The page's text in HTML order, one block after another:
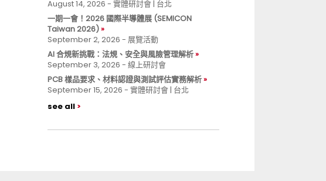
August 14, 2026 - 實體研討會 | 台北
一期一會！2026 國際半導體展 (SEMICON
Taiwan 2026)
September 2, 2026 - 展覽活動
AI 合規新挑戰：法規、安全與風險管理解析
September 3, 2026 - 線上研討會
PCB 樣品要求、材料認證與測試評估實務解析
September 15, 2026 - 實體研討會 | 台北
see all